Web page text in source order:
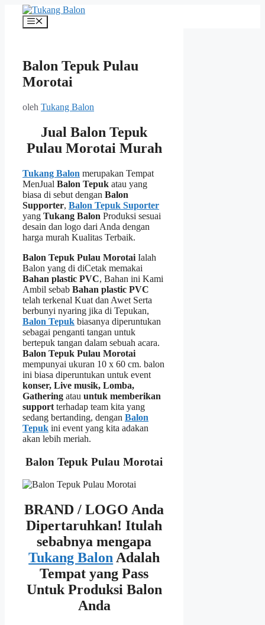
Langsung
Menu
Balon Tepuk Pulau
Morotai
oleh Tukang Balon
Jual Balon Tepuk
Pulau Morotai Murah
Tukang Balon merupakan Tempat
MenJual Balon Tepuk atau yang
biasa di sebut dengan Balon
Supporter, Balon Tepuk Suporter
yang Tukang Balon Produksi sesuai
desain dan logo dari Anda dengan
harga murah Kualitas Terbaik.
Balon Tepuk Pulau Morotai Ialah
Balon yang di diCetak memakai
Bahan plastic PVC, Bahan ini Kami
Ambil sebab Bahan plastic PVC
telah terkenal Kuat dan Awet Serta
berbunyi nyaring jika di Tepukan,
Balon Tepuk biasanya diperuntukan
sebagai penganti tangan untuk
bertepuk tangan dalam sebuah acara.
Balon Tepuk Pulau Morotai
mempunyai ukuran 10 x 60 cm. balon
ini biasa diperuntukan untuk event
konser, Live musik, Lomba,
Gathering atau untuk memberikan
support terhadap team kita yang
sedang bertanding, dengan Balon
Tepuk ini event yang kita adakan
akan lebih meriah.
Balon Tepuk Pulau Morotai
BRAND / LOGO Anda
Dipertaruhkan! Itulah
sebabnya mengapa
Tukang BalonAdalah
Tempat yang Pass
Untuk Produksi Balon
Anda